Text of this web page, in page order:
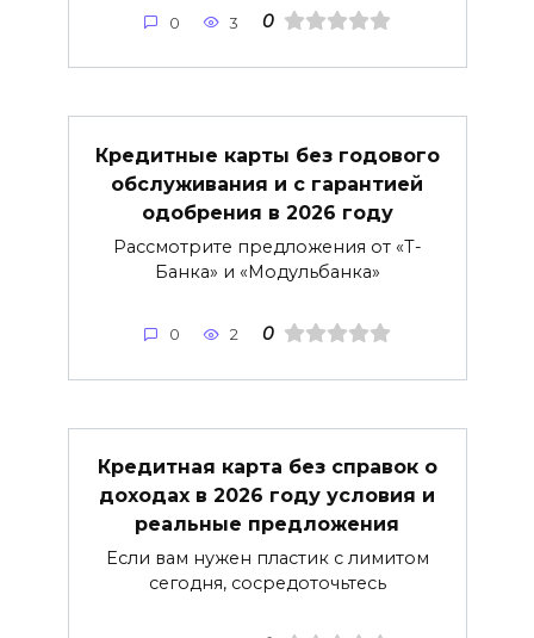
0 3 0
Кредитные карты без годового
обслуживания и с гарантией
одобрения в 2026 году
Рассмотрите предложения от «Т-
Банка» и «Модульбанка»
0 2 0
Кредитная карта без справок о
доходах в 2026 году условия и
реальные предложения
Если вам нужен пластик с лимитом
сегодня, сосредоточьтесь